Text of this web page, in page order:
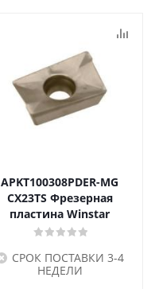
APKT100308PDER-MG
CX23TS Фрезерная
пластина Winstar
СРОК ПОСТАВКИ 3-4
НЕДЕЛИ